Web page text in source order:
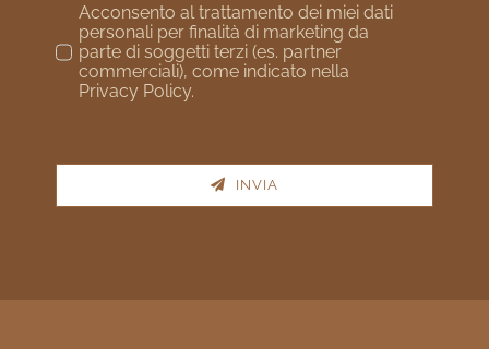
Acconsento al trattamento dei miei dati
personali per finalità di marketing da
parte di soggetti terzi (es. partner
commerciali), come indicato nella
Privacy Policy.
INVIA